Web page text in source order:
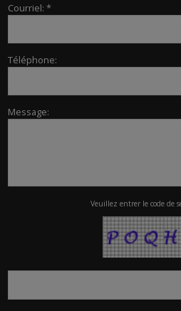
Courriel: *
Téléphone:
Message:
Veuillez entrer le code de